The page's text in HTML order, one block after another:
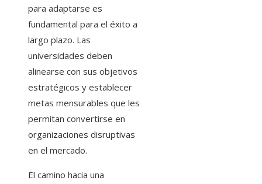
para adaptarse es
fundamental para el éxito a
largo plazo. Las
universidades deben
alinearse con sus objetivos
estratégicos y establecer
metas mensurables que les
permitan convertirse en
organizaciones disruptivas
en el mercado.
El camino hacia una